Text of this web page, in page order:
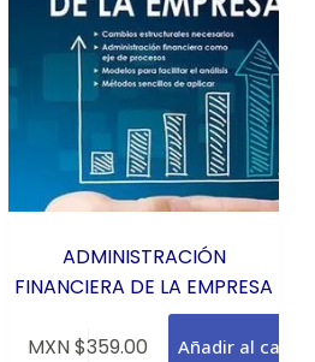
ADMINISTRACIÓN
FINANCIERA DE LA EMPRESA
MXN $359.00 Añadir al